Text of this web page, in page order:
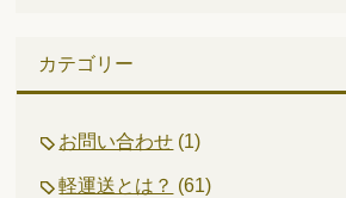
カテゴリー
お問い合わせ (1)
軽運送とは？ (61)